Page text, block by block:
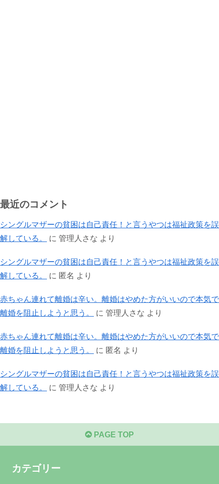
最近のコメント
シングルマザーの貧困は自己責任！と言うやつは福祉政策を誤
解している。
に 管理人さな より
シングルマザーの貧困は自己責任！と言うやつは福祉政策を誤
解している。
に 匿名 より
赤ちゃん連れて離婚は辛い。離婚はやめた方がいいので本気で
離婚を阻止しようと思う。
に 管理人さな より
赤ちゃん連れて離婚は辛い。離婚はやめた方がいいので本気で
離婚を阻止しようと思う。
に 匿名 より
シングルマザーの貧困は自己責任！と言うやつは福祉政策を誤
解している。
に 管理人さな より
PAGE TOP
カテゴリー